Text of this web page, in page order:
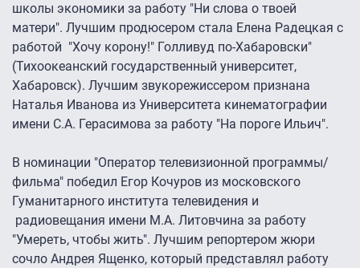
школы экономики за работу "Ни слова о твоей
матери". Лучшим продюсером стала Елена Радецкая с
работой "Хочу корону!" Голливуд по-Хабаровски"
(Тихоокеанский государственный университет,
Хабаровск). Лучшим звукорежиссером признана
Наталья Иванова из Университета кинематографии
имени С.А. Герасимова за работу "На пороге Ильич".
В номинации "Оператор телевизионной программы/
фильма" победил Егор Кочуров из московского
Гуманитарного института телевидения и
радиовещания имени М.А. Литовчина за работу
"Умереть, чтобы жить". Лучшим репортером жюри
сочло Андрея Ященко, который представлял работу